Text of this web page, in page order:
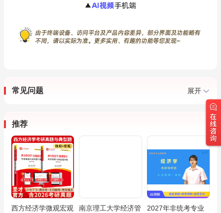
常见问题 展开
推荐
西方经济学微观宏观
南京理工大学经济管
2027年非统考专业